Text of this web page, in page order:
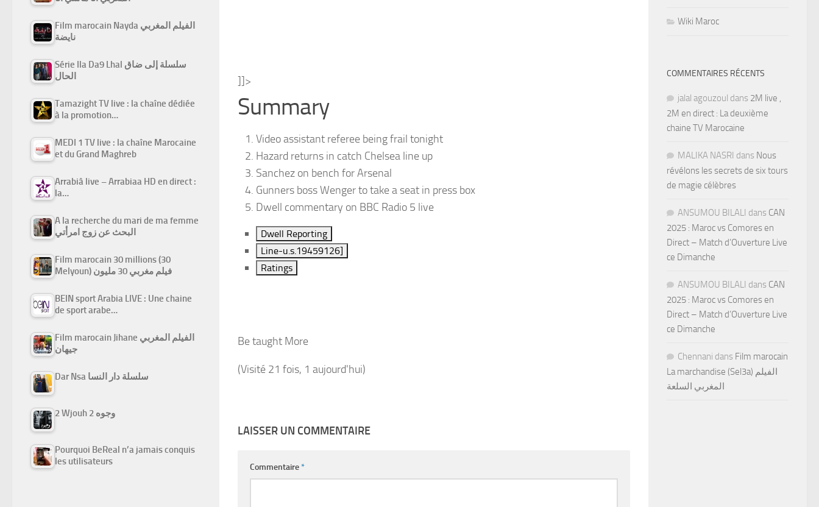
]]>
]]>
Summary
Video assistant referee being frail tonight
Hazard returns in catch Chelsea line up
Sanchez on bench for Arsenal
Gunners boss Wenger to take a seat in press box
Dwell commentary on BBC Radio 5 live
Dwell Reporting
Line-u.s.19459126]
Ratings
Be taught More
(Visité 21 fois, 1 aujourd'hui)
LAISSER UN COMMENTAIRE
Commentaire*
Film marocain Nayda الفيلم المغربي
نايضة
Série Ila Da9 Lhal سلسلة إلى ضاق
الحال
Tamazight TV live : la chaîne dédiée
à la promotion…
MEDI 1 TV live : la chaîne Marocaine
et du Grand Maghreb
Arrabiâ live – Arrabiaa HD en direct :
la…
A la recherche du mari de ma femme
البحث عن زوج امرأتي
Film marocain 30 millions (30
Melyoun) فيلم مغربي 30 مليون
BEIN sport Arabia LIVE : Une chaine
de sport arabe…
Film marocain Jihane الفيلم المغربي
جيهان
Dar Nsa سلسلة دار النسا
2 Wjouh 2 وجوه
Pourquoi BeReal n’a jamais conquis
les utilisateurs
Wiki Maroc
COMMENTAIRES RÉCENTS
jalal agouzoul dans 2M live ,
2M en direct : La deuxième
chaine TV Marocaine
MALIKA NASRI dans Nous
révélons les secrets de six tours
de magie célèbres
ANSUMOU BILALI dans CAN
2025 : Maroc vs Comores en
Direct – Match d’Ouverture Live
ce Dimanche
ANSUMOU BILALI dans CAN
2025 : Maroc vs Comores en
Direct – Match d’Ouverture Live
ce Dimanche
Chennani dans Film marocain
La marchandise (Sel3a) الفيلم
المغربي السلعة